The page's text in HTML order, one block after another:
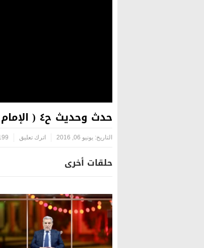
حدث وحديث ح٤ ( الإمام الجواد عليه السلام ومجلس المأمون العباسي ج١)
التاريخ: يونيو 06, 2016 اترك تعليق 1199
حلقات أخرى